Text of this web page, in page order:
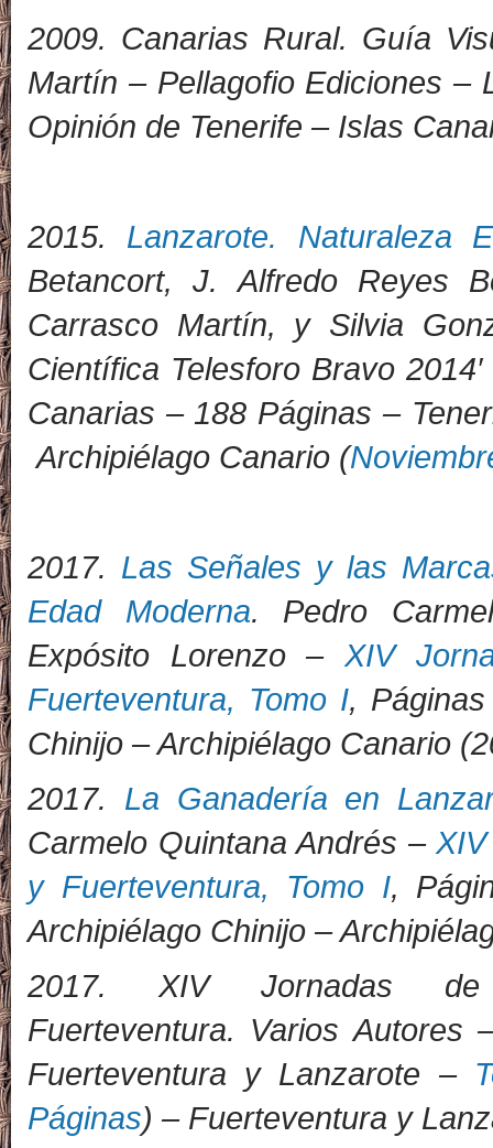
2009. Canarias Rural. Guía
Martín – Pellagofio Ediciones –
Opinión de Tenerife – Islas
2015. Lanzarote. Naturaleza
Betancort, J. Alfredo Reyes
Carrasco Martín, y Silvia
Científica Telesforo Bravo
Canarias – 188 Páginas –
Archipiélago Canario (
2017. Las Señales y las
Edad Moderna. Pedro
Expósito Lorenzo – XIV
Fuerteventura, Tomo I,
Chinijo – Archipiélago Canario
2017. La Ganadería en
Carmelo Quintana Andrés –
y Fuerteventura, Tomo I,
Archipiélago Chinijo –
2017. XIV Jornadas
Fuerteventura. Varios Autores
Fuerteventura y Lanzarote –
Páginas) – Fuerteventura y